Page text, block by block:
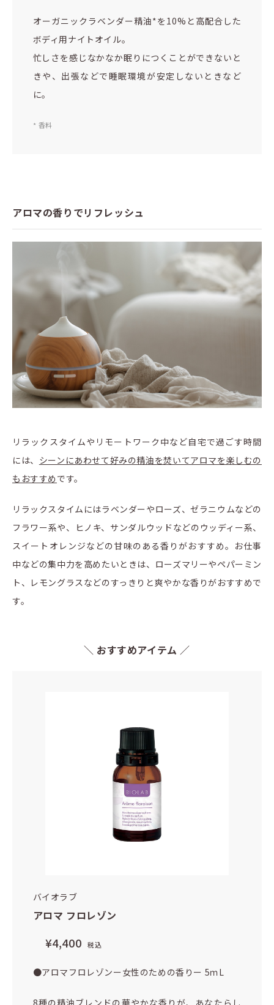
オーガニックラベンダー精油*を10%と高配合した
ボディ用ナイトオイル。
忙しさを感じなかなか眠りにつくことができないと
きや、出張などで睡眠環境が安定しないときなど
に。
* 香料
アロマの香りでリフレッシュ
リラックスタイムやリモートワーク中など自宅で過ごす時間
には、 シーンにあわせて好みの精油を焚いてアロマを楽しむの
もおすすめ です。
リラックスタイムにはラベンダーやローズ、ゼラニウムなどの
フラワー系や、ヒノキ、サンダルウッドなどのウッディー系、
スイートオレンジなどの甘味のある香りがおすすめ。お仕事
中などの集中力を高めたいときは、ローズマリーやペパーミン
ト、レモングラスなどのすっきりと爽やかな香りがおすすめで
す。
＼ おすすめアイテム ／
バイオラブ
アロマ フロレゾン
¥4,400 税込
●アロマフロレゾンー女性のための香りー 5ｍL
8種の精油ブレンドの華やかな香りが、あなたらし